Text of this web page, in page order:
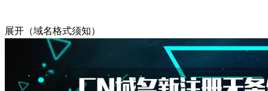
展开 （域名格式须知）